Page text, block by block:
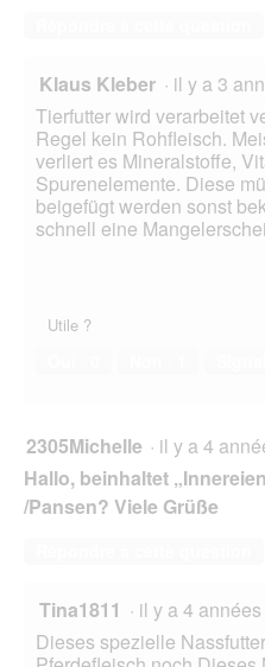
Klaus Kleber · il y a 3
Tierfutter wird verarbeitet
Regel kein Rohfleisch.
verliert es Mineralstoffe,
Spurenelemente. Diese
beigefügt werden sonst
schnell eine
Utile ?
2305Michelle · il y a 4
Hallo, beinhaltet
/Pansen? Viele Grüße
Tina1811 · il y a 4 années
Dieses spezielle